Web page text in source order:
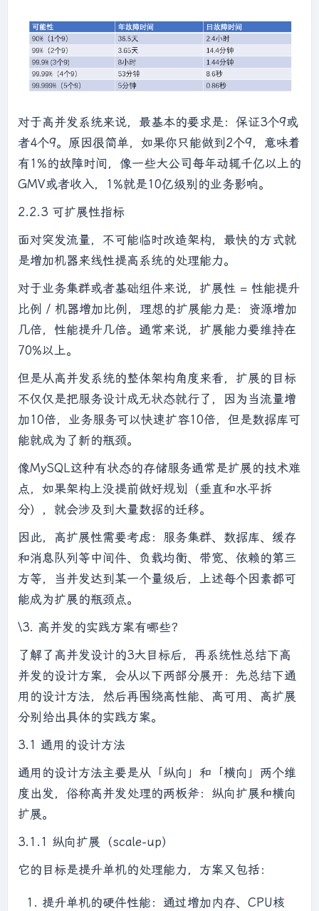
对于高并发系统来说，最基本的要求是：保证3个9或
者4个9。原因很简单，如果你只能做到2个9，意味着
有1%的故障时间，像一些大公司每年动辄千亿以上的
GMV或者收入，1%就是10亿级别的业务影响。
2.2.3 可扩展性指标
面对突发流量，不可能临时改造架构，最快的方式就
是增加机器来线性提高系统的处理能力。
对于业务集群或者基础组件来说，扩展性 = 性能提升
比例 / 机器增加比例，理想的扩展能力是：资源增加
几倍，性能提升几倍。通常来说，扩展能力要维持在
70%以上。
但是从高并发系统的整体架构角度来看，扩展的目标
不仅仅是把服务设计成无状态就行了，因为当流量增
加10倍，业务服务可以快速扩容10倍，但是数据库可
能就成为了新的瓶颈。
像MySQL这种有状态的存储服务通常是扩展的技术难
点，如果架构上没提前做好规划（垂直和水平拆
分），就会涉及到大量数据的迁移。
因此，高扩展性需要考虑：服务集群、数据库、缓存
和消息队列等中间件、负载均衡、带宽、依赖的第三
方等，当并发达到某一个量级后，上述每个因素都可
能成为扩展的瓶颈点。
\3. 高并发的实践方案有哪些？
了解了高并发设计的3大目标后，再系统性总结下高
并发的设计方案，会从以下两部分展开：先总结下通
用的设计方法，然后再围绕高性能、高可用、高扩展
分别给出具体的实践方案。
3.1 通用的设计方法
通用的设计方法主要是从「纵向」和「横向」两个维
度出发，俗称高并发处理的两板斧：纵向扩展和横向
扩展。
3.1.1 纵向扩展（scale-up）
它的目标是提升单机的处理能力，方案又包括：
提升单机的硬件性能：通过增加内存、CPU核